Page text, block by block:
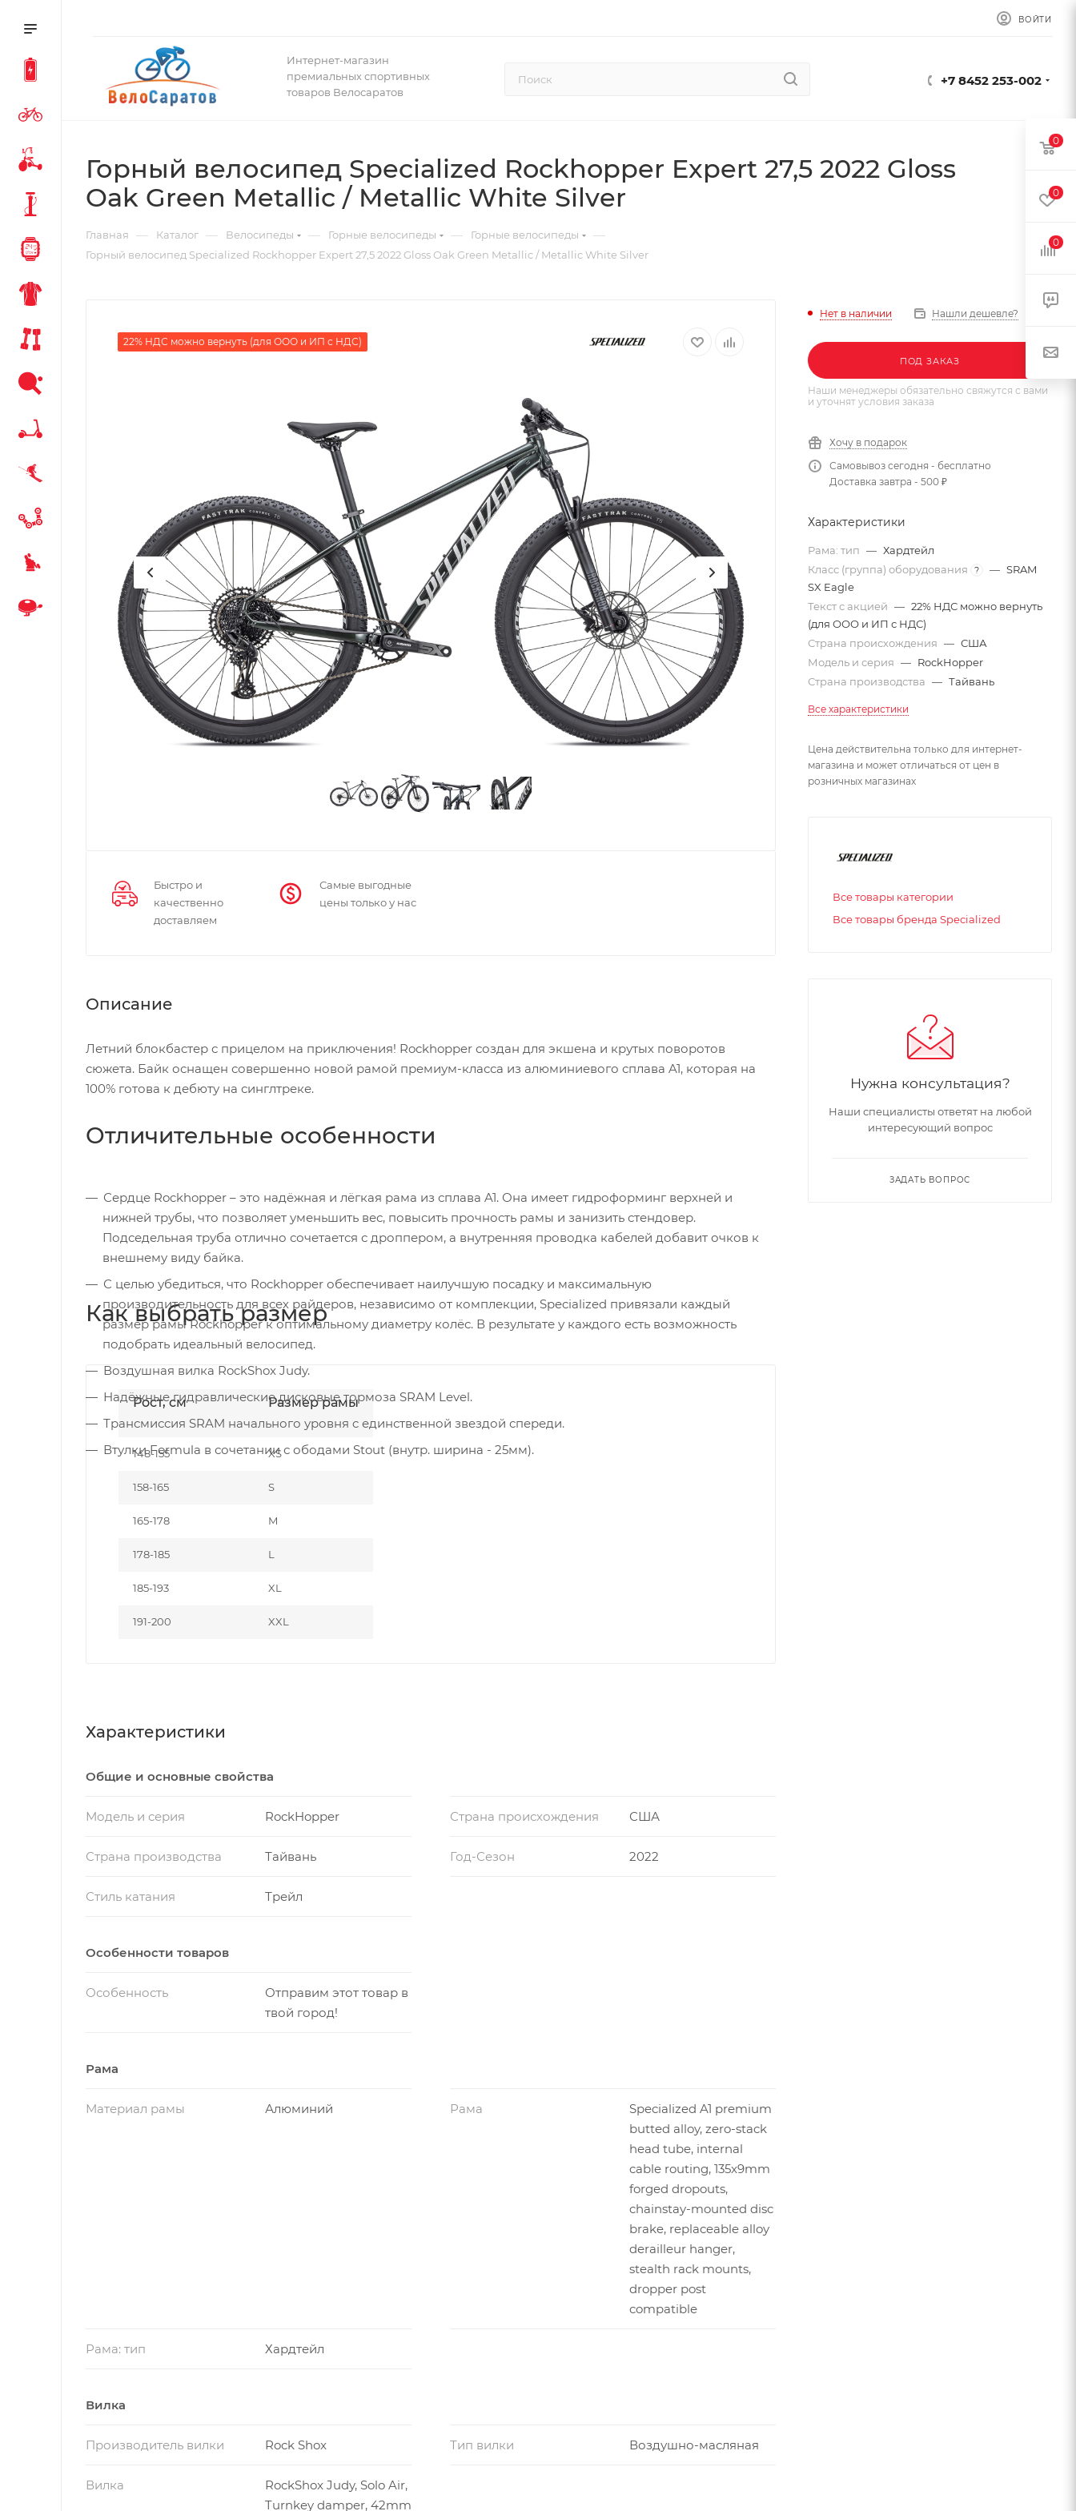
ВОЙТИ
Интернет-магазин
премиальных спортивных
товаров Велосаратов
+7 8452 253-002
Горный велосипед Specialized Rockhopper Expert 27,5 2022 Gloss
Oak Green Metallic / Metallic White Silver
Главная — Каталог — Велосипеды — Горные велосипеды — Горные велосипеды —
Горный велосипед Specialized Rockhopper Expert 27,5 2022 Gloss Oak Green Metallic / Metallic White Silver
22% НДС можно вернуть (для ООО и ИП с НДС)
Быстро и
качественно
доставляем
Самые выгодные
цены только у нас
Описание
Летний блокбастер с прицелом на приключения! Rockhopper создан для экшена и крутых поворотов
сюжета. Байк оснащен совершенно новой рамой премиум-класса из алюминиевого сплава A1, которая на
100% готова к дебюту на синглтреке.
Отличительные особенности
Сердце Rockhopper – это надёжная и лёгкая рама из сплава A1. Она имеет гидроформинг верхней и
нижней трубы, что позволяет уменьшить вес, повысить прочность рамы и занизить стендовер.
Подседельная труба отлично сочетается с дроппером, а внутренняя проводка кабелей добавит очков к
внешнему виду байка.
С целью убедиться, что Rockhopper обеспечивает наилучшую посадку и максимальную
производительность для всех райдеров, независимо от комплекции, Specialized привязали каждый
размер рамы Rockhopper к оптимальному диаметру колёс. В результате у каждого есть возможность
подобрать идеальный велосипед.
Воздушная вилка RockShox Judy.
Надёжные гидравлические дисковые тормоза SRAM Level.
Трансмиссия SRAM начального уровня c единственной звездой спереди.
Втулки Formula в сочетании с ободами Stout (внутр. ширина - 25мм).
Как выбрать размер
Рост, см Размер рамы
148-155 XS
158-165 S
165-178 M
178-185 L
185-193 XL
191-200 XXL
Характеристики
Общие и основные свойства
Модель и серия RockHopper Страна происхождения США
Страна производства Тайвань Год-Сезон 2022
Стиль катания Трейл
Особенности товаров
Особенность
Отправим этот товар в
твой город!
Рама
Материал рамы Алюминий Рама
Specialized A1 premium
butted alloy, zero-stack
head tube, internal
cable routing, 135x9mm
forged dropouts,
chainstay-mounted disc
brake, replaceable alloy
derailleur hanger,
stealth rack mounts,
dropper post
compatible
Рама: тип Хардтейл
Вилка
Производитель вилки Rock Shox Тип вилки Воздушно-масляная
Вилка
RockShox Judy, Solo Air,
Turnkey damper, 42mm
Нет в наличии Нашли дешевле?
ПОД ЗАКАЗ
Наши менеджеры обязательно свяжутся с вами
и уточнят условия заказа
Хочу в подарок
Самовывоз сегодня - бесплатно
Доставка завтра - 500 ₽
Характеристики
Рама: тип — Хардтейл
Класс (группа) оборудования
? — SRAM
SX Eagle
Текст с акцией — 22% НДС можно вернуть
(для ООО и ИП с НДС)
Страна происхождения — США
Модель и серия — RockHopper
Страна производства — Тайвань
Все характеристики
Цена действительна только для интернет-
магазина и может отличаться от цен в
розничных магазинах
Все товары категории
Все товары бренда Specialized
Нужна консультация?
Наши специалисты ответят на любой
интересующий вопрос
ЗАДАТЬ ВОПРОС
0
0
0